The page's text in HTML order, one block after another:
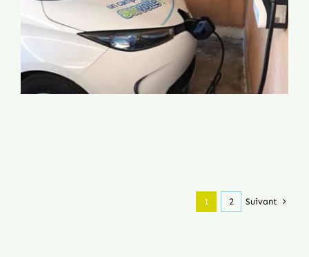
1 2 Suivant